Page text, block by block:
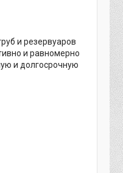
и резервуаров
и равномерно
и долгосрочную